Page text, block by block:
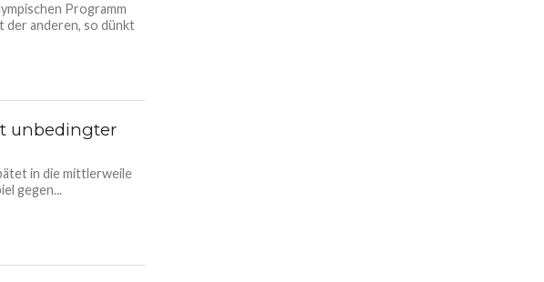
Programm
der anderen, so dünkt
unbedingter
in die mittlerweile
gegen...